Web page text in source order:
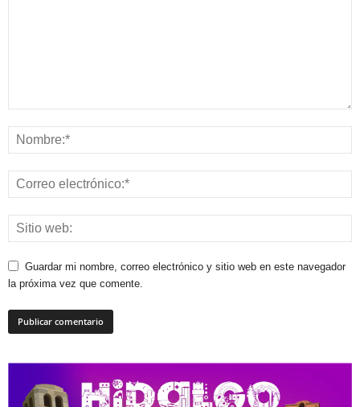
Guardar mi nombre, correo electrónico y sitio web en este navegador
la próxima vez que comente.